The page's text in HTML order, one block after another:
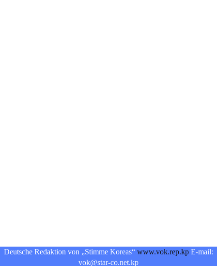
Deutsche Redaktion von „Stimme Koreas“ www.vok.rep.kp E-mail:
vok@star-co.net.kp